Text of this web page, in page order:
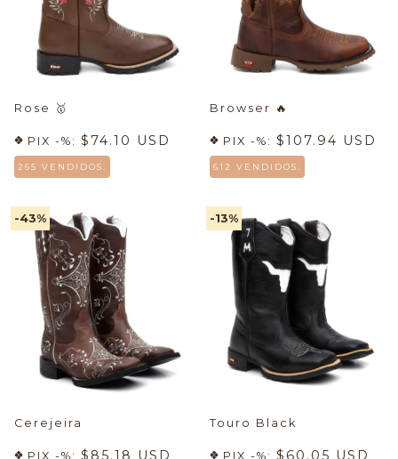
Rose 🥇
PIX -%: $74.10 USD
265 VENDIDOS.
Browser 🔥
PIX -%: $107.94 USD
612 VENDIDOS.
-43%
Cerejeira
PIX -%: $85.18 USD
-13%
Touro Black
PIX -%: $60.05 USD